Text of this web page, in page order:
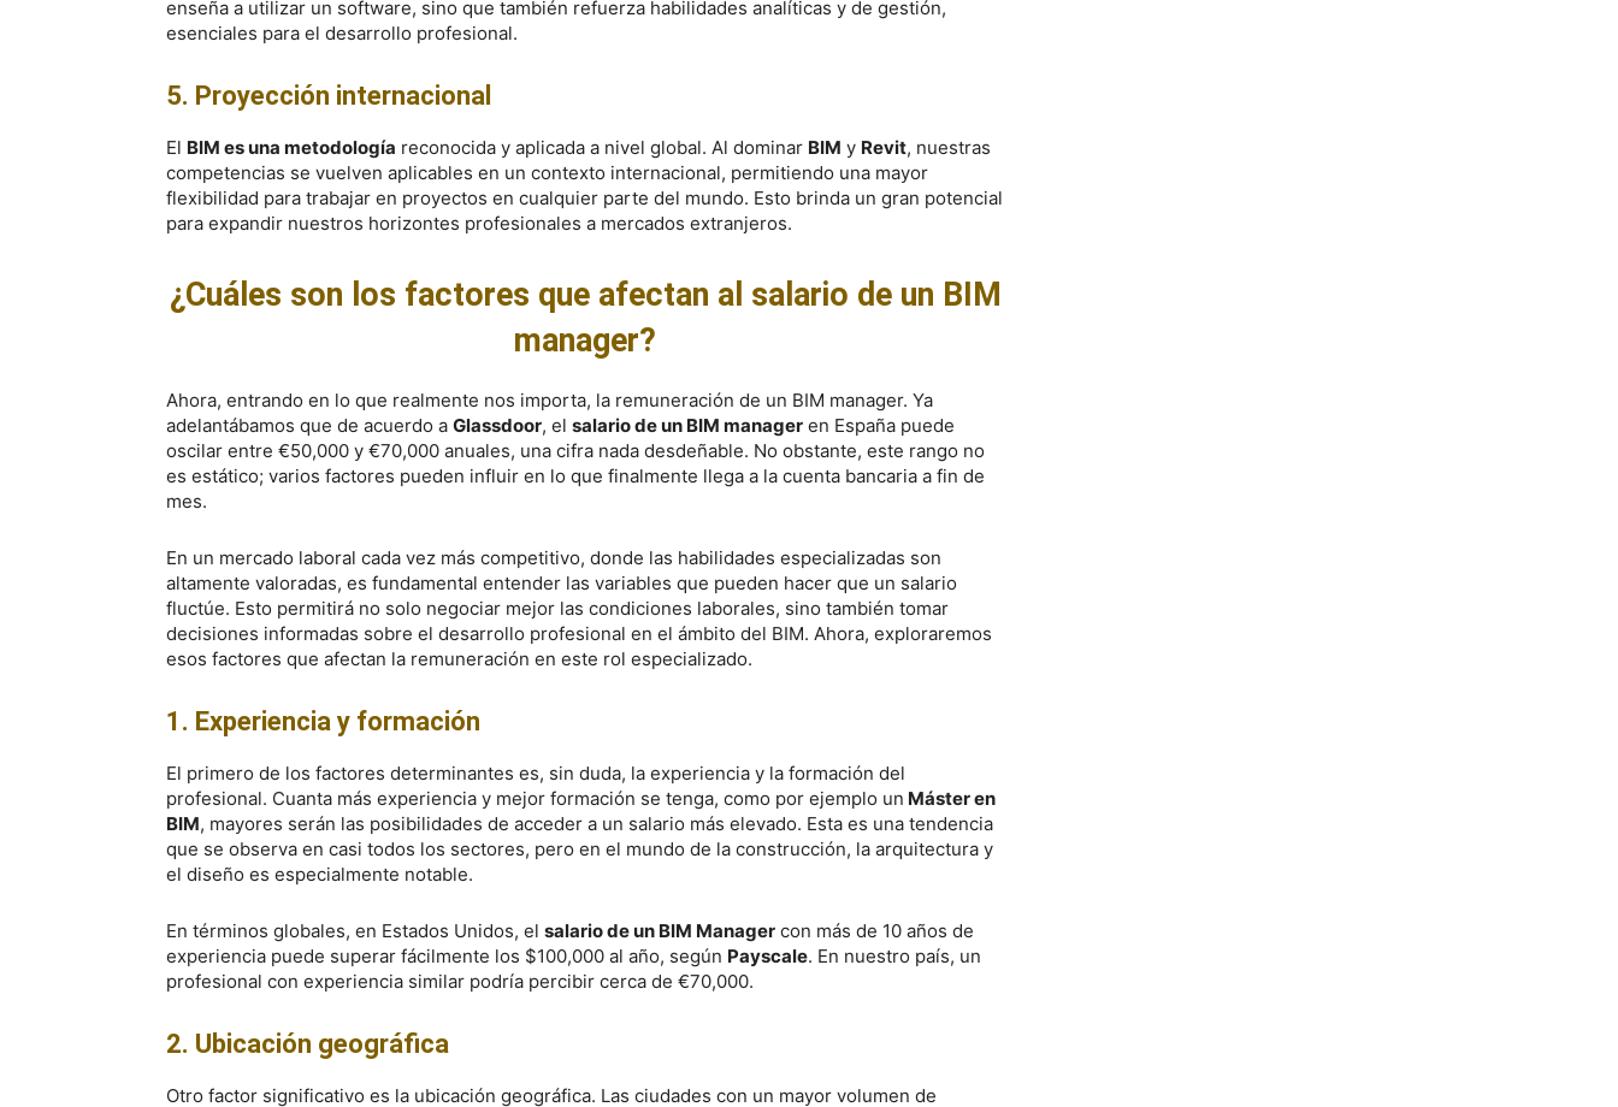
enseña a utilizar un software, sino que también refuerza habilidades analíticas y de gestión,
esenciales para el desarrollo profesional.
5. Proyección internacional
El BIM es una metodología reconocida y aplicada a nivel global. Al dominar BIM y Revit, nuestras
competencias se vuelven aplicables en un contexto internacional, permitiendo una mayor
flexibilidad para trabajar en proyectos en cualquier parte del mundo. Esto brinda un gran potencial
para expandir nuestros horizontes profesionales a mercados extranjeros.
¿Cuáles son los factores que afectan al salario de un BIM
manager?
Ahora, entrando en lo que realmente nos importa, la remuneración de un BIM manager. Ya
adelantábamos que de acuerdo a Glassdoor, el salario de un BIM manager en España puede
oscilar entre €50,000 y €70,000 anuales, una cifra nada desdeñable. No obstante, este rango no
es estático; varios factores pueden influir en lo que finalmente llega a la cuenta bancaria a fin de
mes.
En un mercado laboral cada vez más competitivo, donde las habilidades especializadas son
altamente valoradas, es fundamental entender las variables que pueden hacer que un salario
fluctúe. Esto permitirá no solo negociar mejor las condiciones laborales, sino también tomar
decisiones informadas sobre el desarrollo profesional en el ámbito del BIM. Ahora, exploraremos
esos factores que afectan la remuneración en este rol especializado.
1. Experiencia y formación
El primero de los factores determinantes es, sin duda, la experiencia y la formación del
profesional. Cuanta más experiencia y mejor formación se tenga, como por ejemplo un Máster en
BIM, mayores serán las posibilidades de acceder a un salario más elevado. Esta es una tendencia
que se observa en casi todos los sectores, pero en el mundo de la construcción, la arquitectura y
el diseño es especialmente notable.
En términos globales, en Estados Unidos, el salario de un BIM Manager con más de 10 años de
experiencia puede superar fácilmente los $100,000 al año, según Payscale. En nuestro país, un
profesional con experiencia similar podría percibir cerca de €70,000.
2. Ubicación geográfica
Otro factor significativo es la ubicación geográfica. Las ciudades con un mayor volumen de